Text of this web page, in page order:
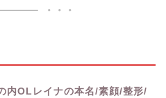
内OLレイナの本名/素顔/整形/